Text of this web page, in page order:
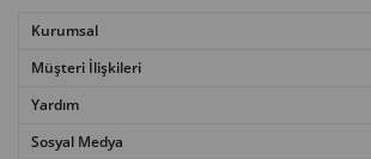
Kurumsal
Müşteri İlişkileri
Yardım
Sosyal Medya